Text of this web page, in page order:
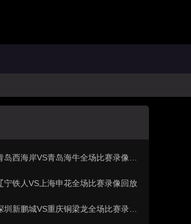
西海岸VS青岛海牛全场比赛录像回放
宁铁人VS上海申花全场比赛录像回放
新鹏城VS重庆铜梁龙全场比赛录像回放